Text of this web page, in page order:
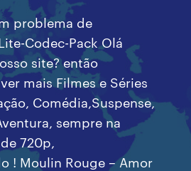
problema de
Codec-Pack Olá
site? então
mais Filmes e Séries
Comédia,Suspense,
sempre na
720p,
! Moulin Rouge – Amor